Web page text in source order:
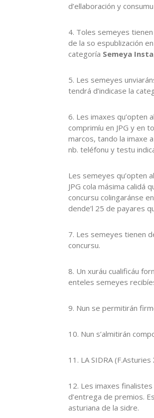
d’ellaboración y
4. Toles semeyes
de la so espublización
categoría Semeya
5. Les semeyes
tendrá d’indicase la
6. Les imaxes qu’opten
comprimíu en JPG y en
marcos, tando la imaxe
nb. teléfonu y testu
Les semeyes qu’opten
JPG cola másima calidá
concursu colingaránse
dende’l 25 de payares
7. Les semeyes tienen
concursu.
8. Un xuráu cualificáu
enteles semeyes
9. Nun se permitirán
10. Nun s’almitirán
11. LA SIDRA
12. Les imaxes
d’entrega de premios.
asturiana de la sidre.